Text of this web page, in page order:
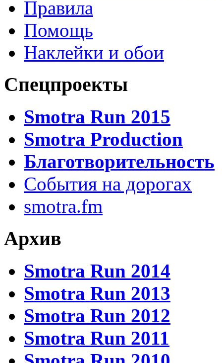
Правила
Помощь
Наклейки и обои
Спецпроекты
Smotra Run 2015
Smotra Production
Благотворительность
События на дорогах
smotra.fm
Архив
Smotra Run 2014
Smotra Run 2013
Smotra Run 2012
Smotra Run 2011